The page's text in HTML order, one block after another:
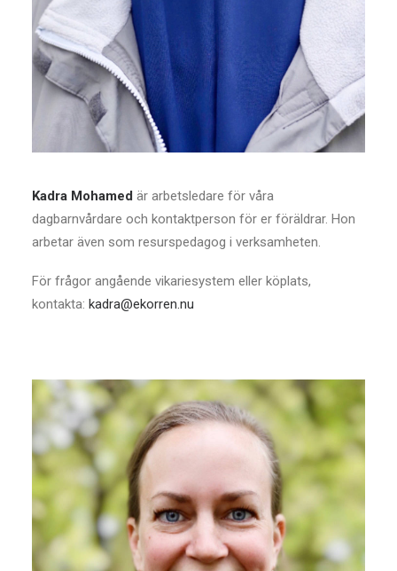
Kadra Mohamed är arbetsledare för våra
dagbarnvårdare och kontaktperson för er föräldrar. Hon
arbetar även som resurspedagog i verksamheten.
För frågor angående vikariesystem eller köplats,
kontakta: kadra@ekorren.nu